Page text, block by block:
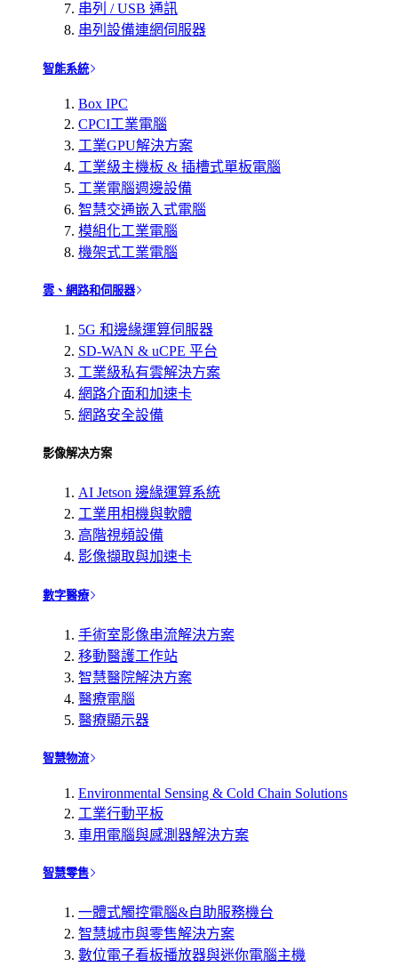
串列 / USB 通訊
串列設備連網伺服器
智能系統
Box IPC
CPCI工業電腦
工業GPU解決方案
工業級主機板 & 插槽式單板電腦
工業電腦週邊設備
智慧交通嵌入式電腦
模組化工業電腦
機架式工業電腦
雲、網路和伺服器
5G 和邊緣運算伺服器
SD-WAN & uCPE 平台
工業級私有雲解決方案
網路介面和加速卡
網路安全設備
影像解决方案
AI Jetson 邊緣運算系統
工業用相機與軟體
高階視頻設備
影像擷取與加速卡
數字醫療
手術室影像串流解決方案
移動醫護工作站
智慧醫院解決方案
醫療電腦
醫療顯示器
智慧物流
Environmental Sensing & Cold Chain Solutions
工業行動平板
車用電腦與感測器解決方案
智慧零售
一體式觸控電腦&自助服務機台
智慧城市與零售解決方案
數位電子看板播放器與迷你電腦主機